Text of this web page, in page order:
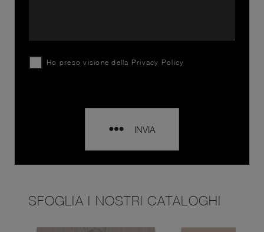
Ho preso visione della Privacy Policy
INVIA
SFOGLIA I NOSTRI CATALOGHI